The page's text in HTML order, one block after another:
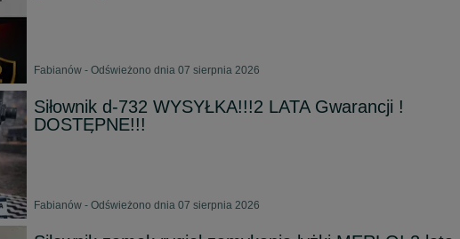
Fabianów - Odświeżono dnia 07 sierpnia 2026
Siłownik d-732 WYSYŁKA!!!2 LATA Gwarancji !
DOSTĘPNE!!!
Fabianów - Odświeżono dnia 07 sierpnia 2026